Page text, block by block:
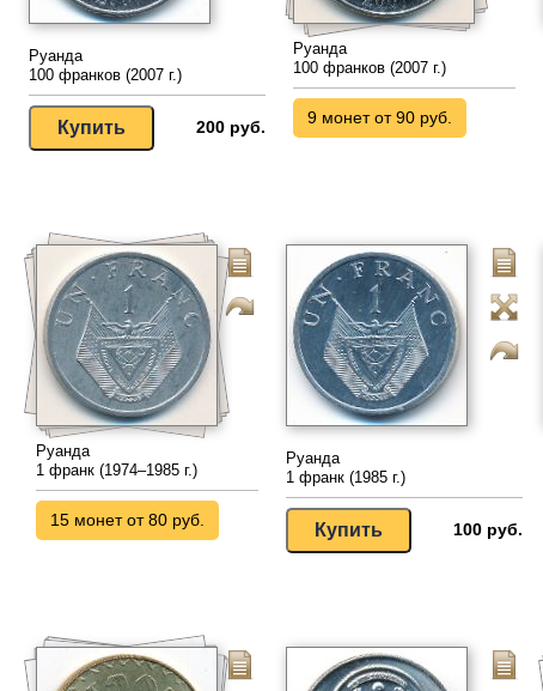
Руанда
100 франков (2007 г.)
200 руб.
Руанда
100 франков (2007 г.)
9 монет от 90 руб.
Руанда
1 франк (1974–1985 г.)
15 монет от 80 руб.
Руанда
1 франк (1985 г.)
100 руб.